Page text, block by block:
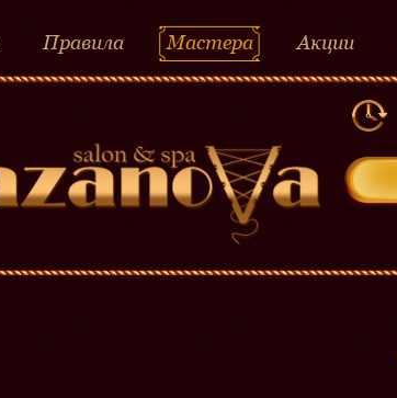
Правила Мастера Акции